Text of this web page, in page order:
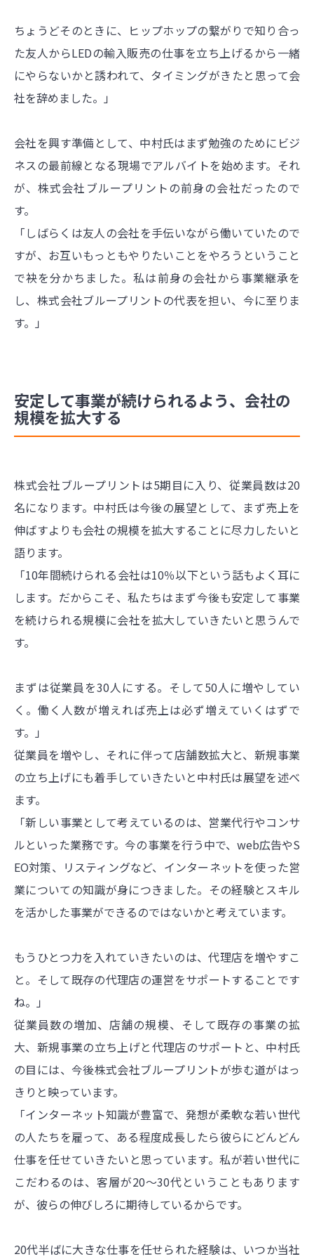
ちょうどそのときに、ヒップホップの繋がりで知り合っ
た友人からLEDの輸入販売の仕事を立ち上げるから一緒
にやらないかと誘われて、タイミングがきたと思って会
社を辞めました。」
会社を興す準備として、中村氏はまず勉強のためにビジ
ネスの最前線となる現場でアルバイトを始めます。それ
が、株式会社ブループリントの前身の会社だったので
す。
「しばらくは友人の会社を手伝いながら働いていたので
すが、お互いもっともやりたいことをやろうということ
で袂を分かちました。私は前身の会社から事業継承を
し、株式会社ブループリントの代表を担い、今に至りま
す。」
安定して事業が続けられるよう、会社の
規模を拡大する
株式会社ブループリントは5期目に入り、従業員数は20
名になります。中村氏は今後の展望として、まず売上を
伸ばすよりも会社の規模を拡大することに尽力したいと
語ります。
「10年間続けられる会社は10％以下という話もよく耳に
します。だからこそ、私たちはまず今後も安定して事業
を続けられる規模に会社を拡大していきたいと思うんで
す。
まずは従業員を30人にする。そして50人に増やしてい
く。働く人数が増えれば売上は必ず増えていくはずで
す。」
従業員を増やし、それに伴って店舗数拡大と、新規事業
の立ち上げにも着手していきたいと中村氏は展望を述べ
ます。
「新しい事業として考えているのは、営業代行やコンサ
ルといった業務です。今の事業を行う中で、web広告やS
EO対策、リスティングなど、インターネットを使った営
業についての知識が身につきました。その経験とスキル
を活かした事業ができるのではないかと考えています。
もうひとつ力を入れていきたいのは、代理店を増やすこ
と。そして既存の代理店の運営をサポートすることです
ね。」
従業員数の増加、店舗の規模、そして既存の事業の拡
大、新規事業の立ち上げと代理店のサポートと、中村氏
の目には、今後株式会社ブループリントが歩む道がはっ
きりと映っています。
「インターネット知識が豊富で、発想が柔軟な若い世代
の人たちを雇って、ある程度成長したら彼らにどんどん
仕事を任せていきたいと思っています。私が若い世代に
こだわるのは、客層が20～30代ということもあります
が、彼らの伸びしろに期待しているからです。
20代半ばに大きな仕事を任せられた経験は、いつか当社